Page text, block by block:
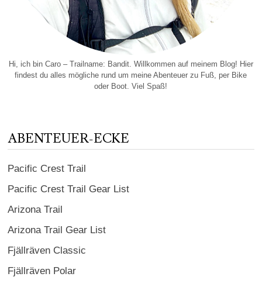
Hi, ich bin Caro – Trailname: Bandit. Willkommen auf meinem Blog! Hier
findest du alles mögliche rund um meine Abenteuer zu Fuß, per Bike
oder Boot. Viel Spaß!
ABENTEUER-ECKE
Pacific Crest Trail
Pacific Crest Trail Gear List
Arizona Trail
Arizona Trail Gear List
Fjällräven Classic
Fjällräven Polar